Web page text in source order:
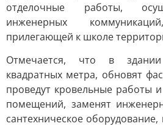
отделочные работы,
инженерных
прилегающей к школе
Отмечается, что в
квадратных метра, обновят
проведут кровельные работы
помещений, заменят
сантехническое